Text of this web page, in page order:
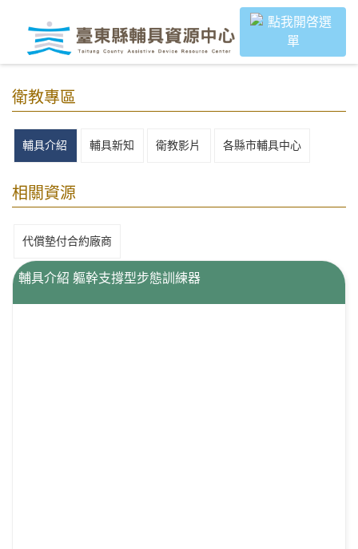
衛教專區
輔具介紹 輔具新知 衛教影片 各縣市輔具中心
相關資源
代償墊付合約廠商
輔具介紹 軀幹支撐型步態訓練器